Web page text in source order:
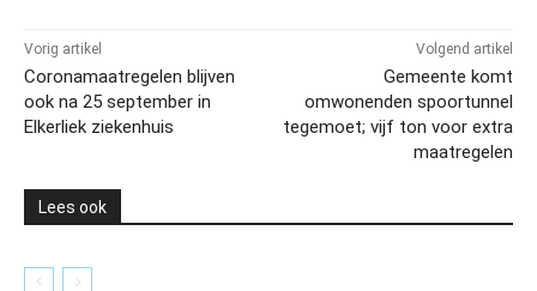
Vorig artikel
Coronamaatregelen blijven
ook na 25 september in
Elkerliek ziekenhuis
Volgend artikel
Gemeente komt
omwonenden spoortunnel
tegemoet; vijf ton voor extra
maatregelen
Lees ook